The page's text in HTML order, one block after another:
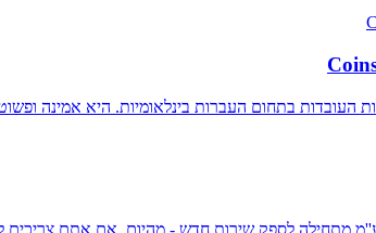
העובדות בתחום העברות בינלאומיות. היא אמינה
מתחילה לספק שירות חדש - מהיום, אם אתם צריכים